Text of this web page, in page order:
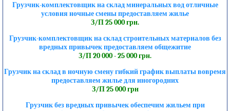
Грузчик-комплектовщик на склад минеральных вод отличные
условия ночные смены предоставляем жилье
З/П 25 000 грн.
Грузчик-комплектовщик на склад строительных материалов без
вредных привычек предоставляем общежитие
З/П 20 000 - 25 000 грн.
Грузчик на склад в ночную смену гибкий график выплаты вовремя
предоставляем жилье для иногородних
З/П 25 000 грн
Грузчик без вредных привычек обеспечим жильем при